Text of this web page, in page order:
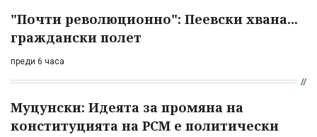
"Почти революционно": Пеевски хвана...
граждански полет
преди 6 часа
Муцунски: Идеята за промяна на
конституцията на РСМ е политически